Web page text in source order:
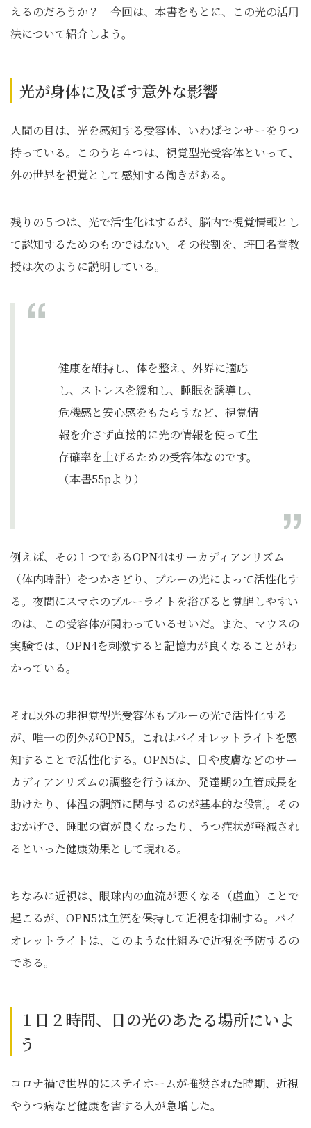
えるのだろうか？ 今回は、本書をもとに、この光の活用
法について紹介しよう。
光が身体に及ぼす意外な影響
人間の目は、光を感知する受容体、いわばセンサーを９つ
持っている。このうち４つは、視覚型光受容体といって、
外の世界を視覚として感知する働きがある。
残りの５つは、光で活性化はするが、脳内で視覚情報とし
て認知するためのものではない。その役割を、坪田名誉教
授は次のように説明している。
健康を維持し、体を整え、外界に適応
し、ストレスを緩和し、睡眠を誘導し、
危機感と安心感をもたらすなど、視覚情
報を介さず直接的に光の情報を使って生
存確率を上げるための受容体なのです。
（本書55pより）
例えば、その１つであるOPN4はサーカディアンリズム
（体内時計）をつかさどり、ブルーの光によって活性化す
る。夜間にスマホのブルーライトを浴びると覚醒しやすい
のは、この受容体が関わっているせいだ。また、マウスの
実験では、OPN4を刺激すると記憶力が良くなることがわ
かっている。
それ以外の非視覚型光受容体もブルーの光で活性化する
が、唯一の例外がOPN5。これはバイオレットライトを感
知することで活性化する。OPN5は、目や皮膚などのサー
カディアンリズムの調整を行うほか、発達期の血管成長を
助けたり、体温の調節に関与するのが基本的な役割。その
おかげで、睡眠の質が良くなったり、うつ症状が軽減され
るといった健康効果として現れる。
ちなみに近視は、眼球内の血流が悪くなる（虚血）ことで
起こるが、OPN5は血流を保持して近視を抑制する。バイ
オレットライトは、このような仕組みで近視を予防するの
である。
１日２時間、日の光のあたる場所にいよ
う
コロナ禍で世界的にステイホームが推奨された時期、近視
やうつ病など健康を害する人が急増した。